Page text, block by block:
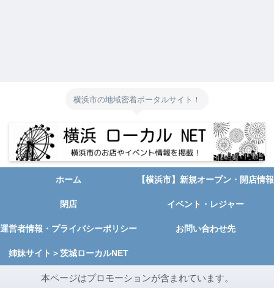
横浜市の地域密着ポータルサイト！
ホーム 【横浜市】新規オープン・開店情報
閉店 イベント・レジャー
運営者情報・プライバシーポリシー お問い合わせ先
姉妹サイト＞茨城ローカルNET
本ページはプロモーションが含まれています。